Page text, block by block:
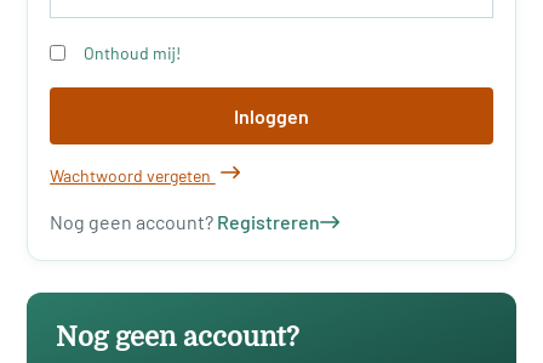
Onthoud mij!
Inloggen
Wachtwoord vergeten
Nog geen account? Registreren
Nog geen account?